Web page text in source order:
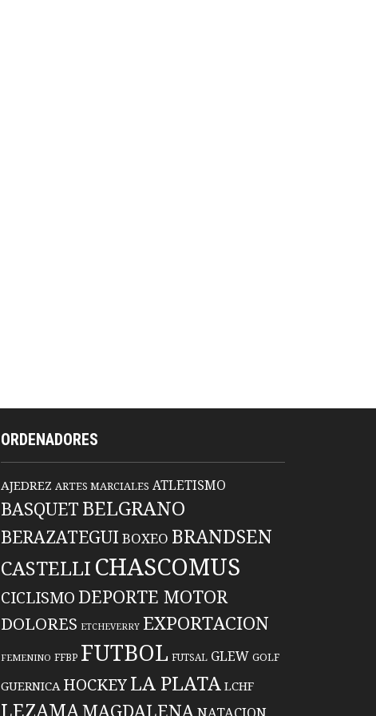
ORDENADORES
AJEDREZ ARTES MARCIALES ATLETISMO
BASQUET BELGRANO
BERAZATEGUIBOXEO BRANDSEN
CASTELLI CHASCOMUS
CICLISMO DEPORTE MOTOR
DOLORES ETCHEVERRY EXPORTACION
FEMENINO FFBP FUTBOL FUTSAL GLEW GOLF
GUERNICA HOCKEYLA PLATA LCHF
LEZAMAMAGDALENA